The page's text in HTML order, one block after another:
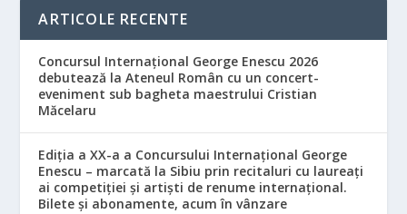
ARTICOLE RECENTE
Concursul Internațional George Enescu 2026
debutează la Ateneul Român cu un concert-
eveniment sub bagheta maestrului Cristian
Măcelaru
Ediția a XX-a a Concursului Internațional George
Enescu – marcată la Sibiu prin recitaluri cu laureați
ai competiției și artiști de renume internațional.
Bilete și abonamente, acum în vânzare